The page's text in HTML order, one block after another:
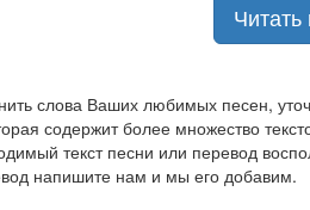
слова Ваших любимых песен,
содержит более множество
текст песни или перевод
напишите нам и мы его добавим.